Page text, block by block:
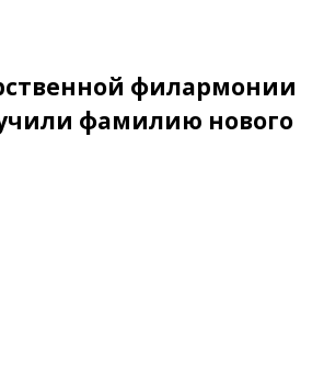
филармонии
фамилию нового